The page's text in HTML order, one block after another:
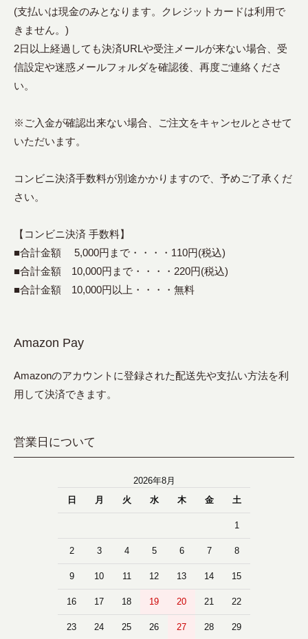
(支払いは現金のみとなります。クレジットカードは利用で
きません。)
2日以上経過しても決済URLや受注メールが来ない場合、受
信設定や迷惑メールフォルダを確認後、再度ご連絡くださ
い。
※ご入金が確認出来ない場合、ご注文をキャンセルとさせて
いただいます。
コンビニ決済手数料が別途かかりますので、予めご了承くだ
さい。
【コンビニ決済 手数料】
■合計金額 5,000円まで・・・・110円(税込)
■合計金額 10,000円まで・・・・220円(税込)
■合計金額 10,000円以上・・・・無料
Amazon Pay
Amazonのアカウントに登録された配送先や支払い方法を利
用して決済できます。
営業日について
2026年8月
日
月 火 水 木 金 土
1
2 3 4 5 6 7 8
9 10 11 12 13 14 15
16 17 18 19 20 21 22
23 24 25 26 27 28 29